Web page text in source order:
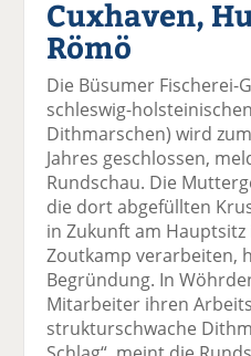
Cuxhaven,
Römö
Die Büsumer Fischerei-
schleswig-
Dithmarschen) wird
Jahres geschlossen,
Rundschau. Die
die dort abgefüllten
in Zukunft am
Zoutkamp verarbeiten,
Begründung. In
Mitarbeiter ihren
strukturschwache